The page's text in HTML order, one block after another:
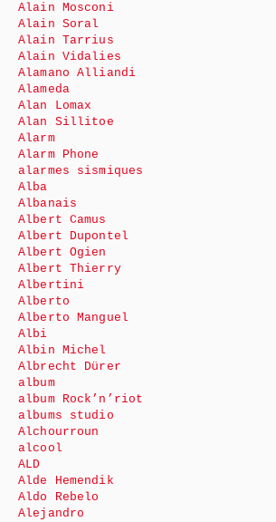
Alain Mosconi
Alain Soral
Alain Tarrius
Alain Vidalies
Alamano Alliandi
Alameda
Alan Lomax
Alan Sillitoe
Alarm
Alarm Phone
alarmes sismiques
Alba
Albanais
Albert Camus
Albert Dupontel
Albert Ogien
Albert Thierry
Albertini
Alberto
Alberto Manguel
Albi
Albin Michel
Albrecht Dürer
album
album Rock’n’riot
albums studio
Alchourroun
alcool
ALD
Alde Hemendik
Aldo Rebelo
Alejandro